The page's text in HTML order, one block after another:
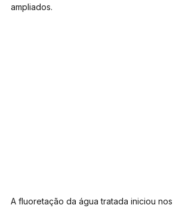
ampliados.
A fluoretação da água tratada iniciou nos